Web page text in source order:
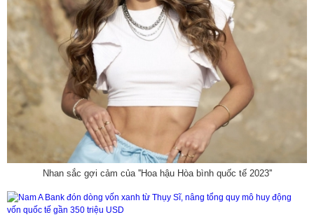
Nhan sắc gợi cảm của ''Hoa hậu Hòa bình quốc tế 2023''